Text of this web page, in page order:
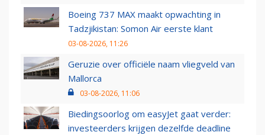
Boeing 737 MAX maakt opwachting in
Tadzjikistan: Somon Air eerste klant
03-08-2026, 11:26
Geruzie over officiële naam vliegveld van
Mallorca
03-08-2026, 11:06
Biedingsoorlog om easyJet gaat verder:
investeerders krijgen dezelfde deadline